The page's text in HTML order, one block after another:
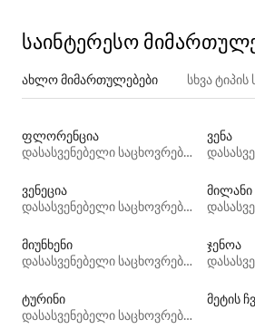
საინტერესო
ახლო მიმართულებები სხვა
ფლორენცია
დასასვენებელი საცხოვრებლები
ვენა
ვენეცია
დასასვენებელი საცხოვრებლები
მილანი
მიუნხენი
დასასვენებელი საცხოვრებლები
ჯენოა
ტურინი
დასასვენებელი საცხოვრებლები
მეტის